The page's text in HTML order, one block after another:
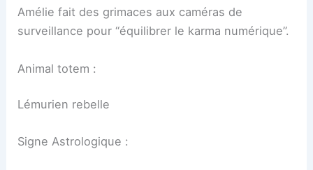
Amélie fait des grimaces aux caméras de
surveillance pour “équilibrer le karma numérique”.
Animal totem :
Lémurien rebelle
Signe Astrologique :